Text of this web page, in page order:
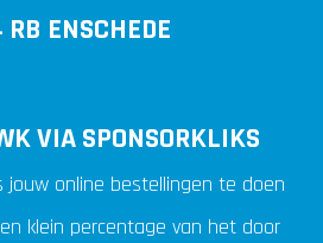
ENSCHEDE
VIA SPONSORKLIKS
jouw online bestellingen te doen
klein percentage van het door